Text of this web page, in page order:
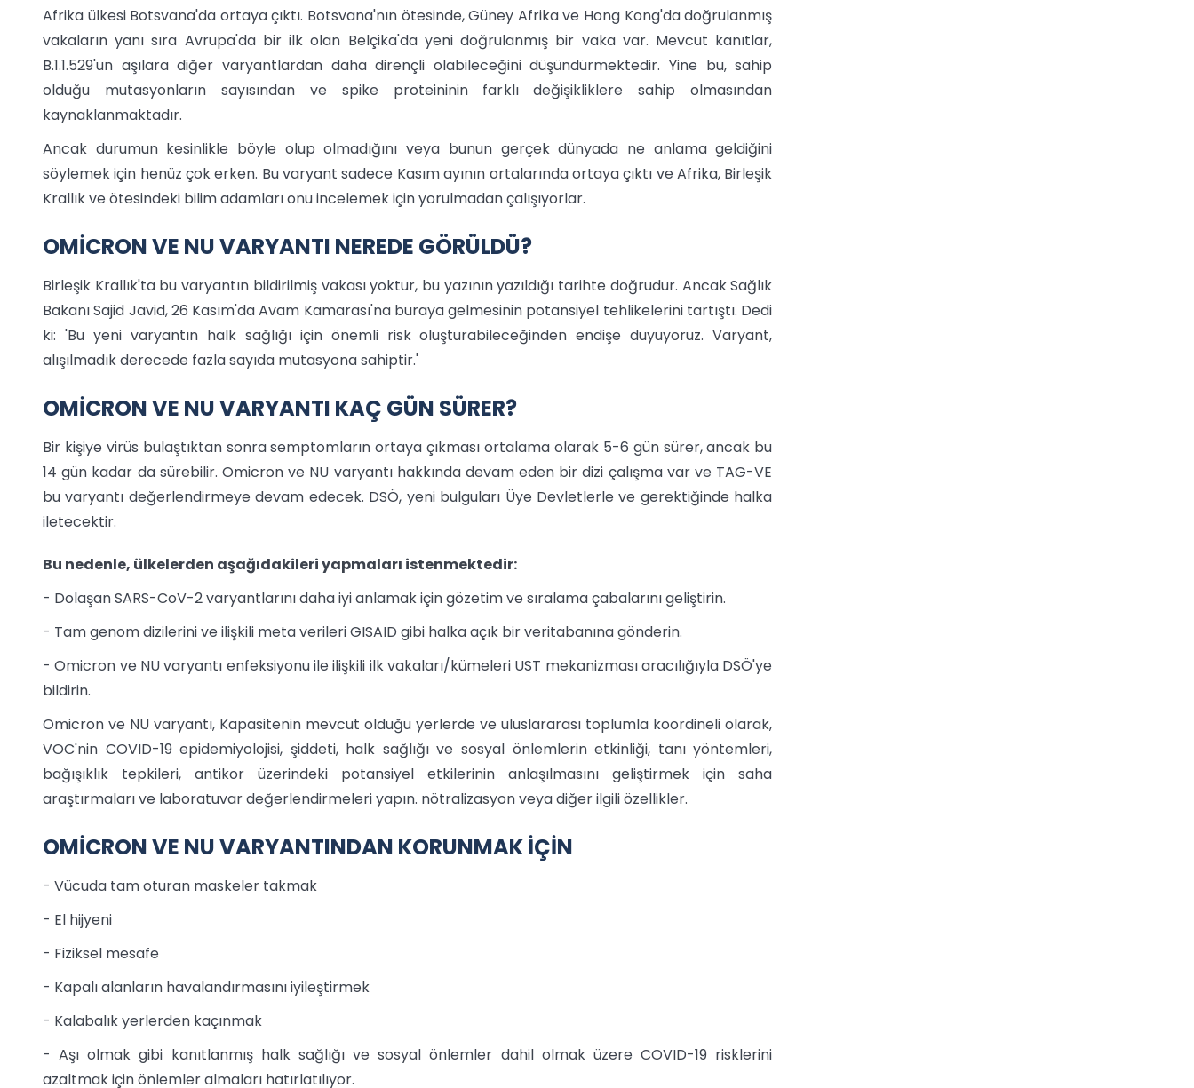
Afrika ülkesi Botsvana'da ortaya çıktı. Botsvana'nın ötesinde, Güney Afrika ve Hong Kong'da doğrulanmış
vakaların yanı sıra Avrupa'da bir ilk olan Belçika'da yeni doğrulanmış bir vaka var. Mevcut kanıtlar,
B.1.1.529'un aşılara diğer varyantlardan daha dirençli olabileceğini düşündürmektedir. Yine bu, sahip
olduğu mutasyonların sayısından ve spike proteininin farklı değişikliklere sahip olmasından
kaynaklanmaktadır.
Ancak durumun kesinlikle böyle olup olmadığını veya bunun gerçek dünyada ne anlama geldiğini
söylemek için henüz çok erken. Bu varyant sadece Kasım ayının ortalarında ortaya çıktı ve Afrika, Birleşik
Krallık ve ötesindeki bilim adamları onu incelemek için yorulmadan çalışıyorlar.
OMİCRON VE NU VARYANTI NEREDE GÖRÜLDÜ?
Birleşik Krallık'ta bu varyantın bildirilmiş vakası yoktur, bu yazının yazıldığı tarihte doğrudur. Ancak Sağlık
Bakanı Sajid Javid, 26 Kasım'da Avam Kamarası'na buraya gelmesinin potansiyel tehlikelerini tartıştı. Dedi
ki: 'Bu yeni varyantın halk sağlığı için önemli risk oluşturabileceğinden endişe duyuyoruz. Varyant,
alışılmadık derecede fazla sayıda mutasyona sahiptir.'
OMİCRON VE NU VARYANTI KAÇ GÜN SÜRER?
Bir kişiye virüs bulaştıktan sonra semptomların ortaya çıkması ortalama olarak 5-6 gün sürer, ancak bu
14 gün kadar da sürebilir. Omicron ve NU varyantı hakkında devam eden bir dizi çalışma var ve TAG-VE
bu varyantı değerlendirmeye devam edecek. DSÖ, yeni bulguları Üye Devletlerle ve gerektiğinde halka
iletecektir.
Bu nedenle, ülkelerden aşağıdakileri yapmaları istenmektedir:
- Dolaşan SARS-CoV-2 varyantlarını daha iyi anlamak için gözetim ve sıralama çabalarını geliştirin.
- Tam genom dizilerini ve ilişkili meta verileri GISAID gibi halka açık bir veritabanına gönderin.
- Omicron ve NU varyantı enfeksiyonu ile ilişkili ilk vakaları/kümeleri UST mekanizması aracılığıyla DSÖ'ye
bildirin.
Omicron ve NU varyantı, Kapasitenin mevcut olduğu yerlerde ve uluslararası toplumla koordineli olarak,
VOC'nin COVID-19 epidemiyolojisi, şiddeti, halk sağlığı ve sosyal önlemlerin etkinliği, tanı yöntemleri,
bağışıklık tepkileri, antikor üzerindeki potansiyel etkilerinin anlaşılmasını geliştirmek için saha
araştırmaları ve laboratuvar değerlendirmeleri yapın. nötralizasyon veya diğer ilgili özellikler.
OMİCRON VE NU VARYANTINDAN KORUNMAK İÇİN
- Vücuda tam oturan maskeler takmak
- El hijyeni
- Fiziksel mesafe
- Kapalı alanların havalandırmasını iyileştirmek
- Kalabalık yerlerden kaçınmak
- Aşı olmak gibi kanıtlanmış halk sağlığı ve sosyal önlemler dahil olmak üzere COVID-19 risklerini
azaltmak için önlemler almaları hatırlatılıyor.